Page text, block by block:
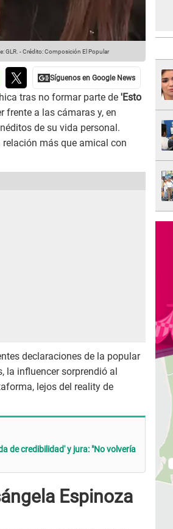
GLR. -Crédito: Composición El Popular
tras no formar parte de 'Esto
frente a las cámaras y, en
de su vida personal.
más que amical con
declaraciones de la popular
la influencer sorprendió al
lejos del reality de
de credibilidad' y jura: "No volvería
Espinoza